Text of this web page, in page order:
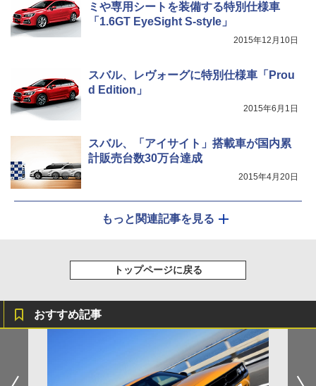
ミや専用シートを装備する特別仕様車
「1.6GT EyeSight S-style」
2015年12月10日
スバル、レヴォーグに特別仕様車「Prou
d Edition」
2015年6月1日
スバル、「アイサイト」搭載車が国内累
計販売台数30万台達成
2015年4月20日
もっと関連記事を見る
トップページに戻る
おすすめ記事